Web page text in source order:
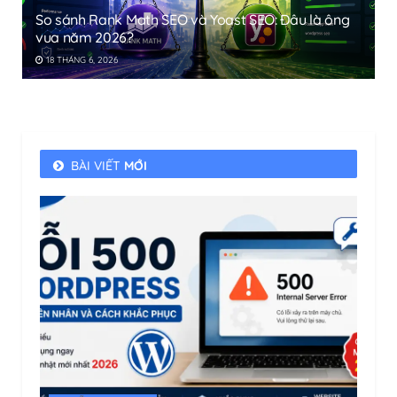
So sánh Rank Math SEO và Yoast SEO: Đâu là ông
vua năm 2026?
18 THÁNG 6, 2026
BÀI VIẾT MỚI